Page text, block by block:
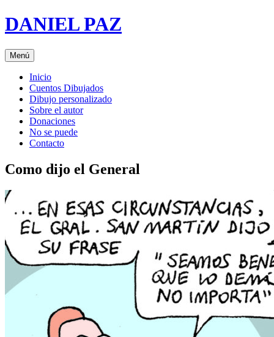
Saltar
al
DANIEL PAZ
Menú
Inicio
Cuentos Dibujados
Dibujo personalizado
Sobre el autor
Donaciones
No se puede
Contacto
Como dijo el General